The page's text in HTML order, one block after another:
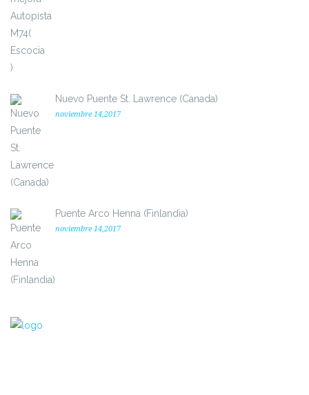
Nuevo Puente St. Lawrence (Canada)
noviembre 14,2017
Puente Arco Henna (Finlandia)
noviembre 14,2017